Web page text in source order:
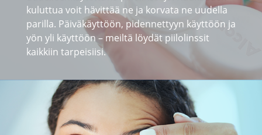
Monitehopiilolinssit
Värilliset piilolinssit
Piilolinssinesteet
kuluttua voit hävittää ne ja korvata ne uudella
parilla. Päiväkäyttöön, pidennettyyn käyttöön ja
yön yli käyttöön – meiltä löydät piilolinssit
kaikkiin tarpeisiisi.